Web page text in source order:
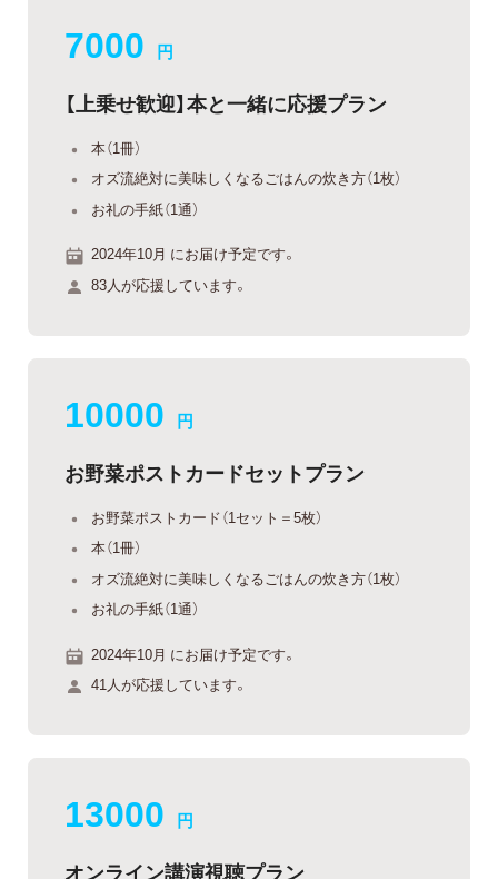
7000 円
【上乗せ歓迎】本と一緒に応援プラン
本（1冊）
オズ流絶対に美味しくなるごはんの炊き方（1枚）
お礼の手紙（1通）
2024年10月 にお届け予定です。
83人が応援しています。
10000 円
お野菜ポストカードセットプラン
お野菜ポストカード（1セット＝5枚）
本（1冊）
オズ流絶対に美味しくなるごはんの炊き方（1枚）
お礼の手紙（1通）
2024年10月 にお届け予定です。
41人が応援しています。
13000 円
オンライン講演視聴プラン